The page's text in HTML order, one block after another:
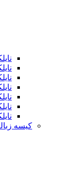
کیسه